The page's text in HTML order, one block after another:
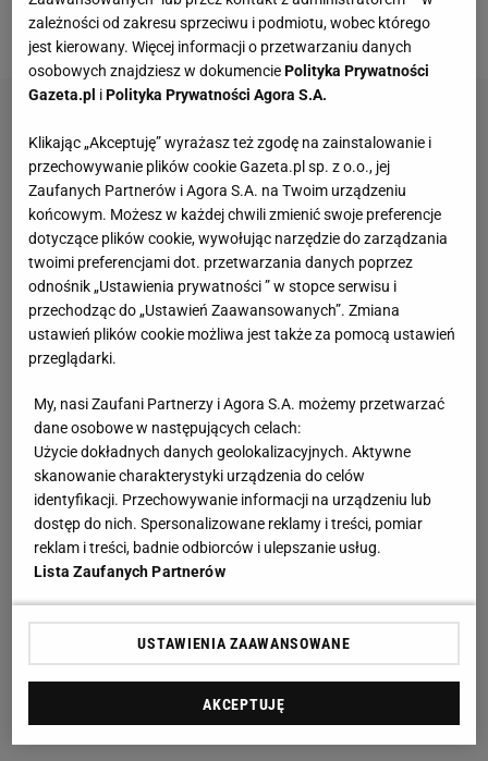
zgarnięcia w Londynie - powiedział serbskitenisista
zależności od zakresu sprzeciwu i podmiotu, wobec którego
jest kierowany. Więcej informacji o przetwarzaniu danych
osobowych znajdziesz w dokumenciePolityka Prywatności
Gazeta.pl iPolityka Prywatności Agora S.A.
Klikając „Akceptuję” wyrażasz też zgodę na zainstalowanie i
przechowywanie plików cookie Gazeta.pl sp. z o.o., jej
Zaufanych Partnerów i Agora S.A. na Twoim urządzeniu
końcowym. Możesz w każdej chwili zmienić swoje preferencje
dotyczące plików cookie, wywołując narzędzie do zarządzania
twoimi preferencjami dot. przetwarzania danych poprzez
odnośnik „Ustawienia prywatności ” w stopce serwisu i
przechodząc do „Ustawień Zaawansowanych”. Zmiana
ustawień plików cookie możliwa jest także za pomocą ustawień
przeglądarki.
My, nasi Zaufani Partnerzy i Agora S.A. możemy przetwarzać
dane osobowe w następujących celach:
Użycie dokładnych danych geolokalizacyjnych. Aktywne
skanowanie charakterystyki urządzenia do celów
identyfikacji. Przechowywanie informacji na urządzeniu lub
dostęp do nich. Spersonalizowane reklamy i treści, pomiar
reklam i treści, badnie odbiorców i ulepszanie usług.
Lista Zaufanych Partnerów
USTAWIENIA ZAAWANSOWANE
AKCEPTUJĘ